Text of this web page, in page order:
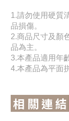
1.請勿使用硬質
品損傷。
2.商品尺寸及顏
品為主。
3.本產品適用年
4.本產品為平面
相 關 連 結